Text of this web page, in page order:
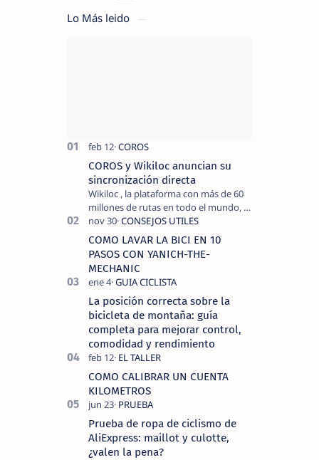
Lo Más leido
COROS y Wikiloc anuncian su
sincronización directa
Wikiloc , la plataforma con más de 60
millones de rutas en todo el mundo, y
COROS , marca de dispositivos GPS
reconocida mundialmente por su
tecnolo…
COMO LAVAR LA BICI EN 10
PASOS CON YANICH-THE-
MECHANIC
La posición correcta sobre la
bicicleta de montaña: guía
completa para mejorar control,
comodidad y rendimiento
COMO CALIBRAR UN CUENTA
KILOMETROS
Prueba de ropa de ciclismo de
AliExpress: maillot y culotte,
¿valen la pena?